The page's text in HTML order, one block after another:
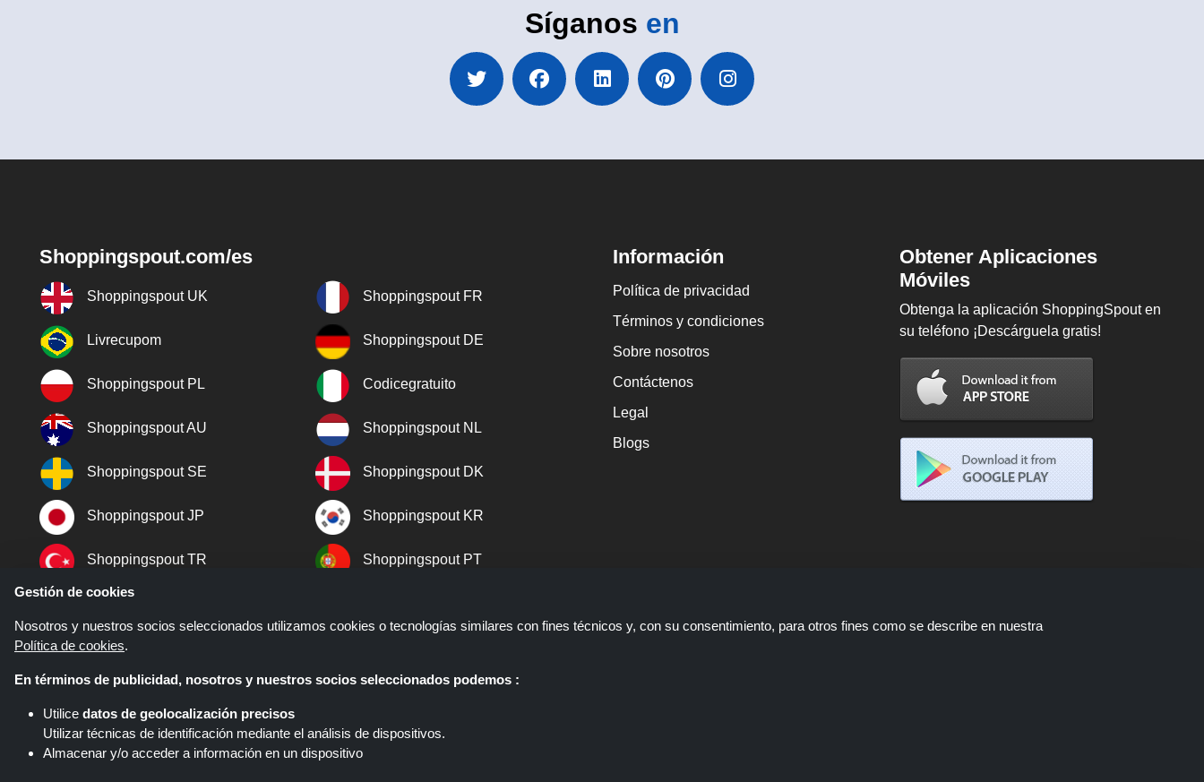
Síganos en
Shoppingspout.com/es
Shoppingspout UK Shoppingspout FR
Livrecupom Shoppingspout DE
Shoppingspout PL Codicegratuito
Shoppingspout AU Shoppingspout NL
Shoppingspout SE Shoppingspout DK
Shoppingspout JP Shoppingspout KR
Shoppingspout TR Shoppingspout PT
Información
Política de privacidad
Términos y condiciones
Sobre nosotros
Contáctenos
Legal
Blogs
Obtener Aplicaciones
Móviles
Obtenga la aplicación ShoppingSpout en
su teléfono ¡Descárguela gratis!
Shoppingspout.com/es es un sitio web que presenta ofertas, descuentos y cupones; Estas ofertas u ofertas están disponibles a través de
Gestión de cookies
Nosotros y nuestros socios seleccionados utilizamos cookies o tecnologías similares con fines técnicos y, con su consentimiento, para otros fines como se describe en nuestra
Política de cookies.
En términos de publicidad, nosotros y nuestros socios seleccionados podemos :
Utilice datos de geolocalización precisos
Utilizar técnicas de identificación mediante el análisis de dispositivos.
Almacenar y/o acceder a información en un dispositivo